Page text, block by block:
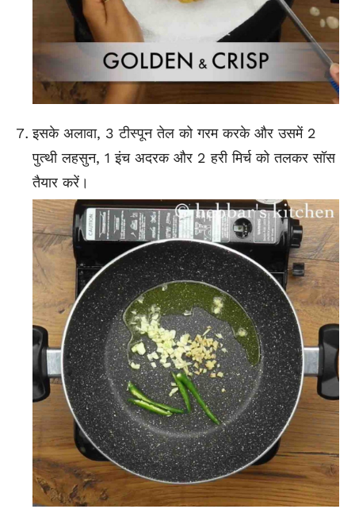
इसके अलावा, 3 टीस्पून तेल को गरम करके और उसमें 2
पुत्थी लहसुन, 1 इंच अदरक और 2 हरी मिर्च को तलकर सॉस
तैयार करें।